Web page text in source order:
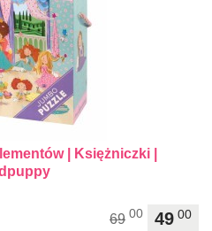
| Księżniczki |
49 00
69 00